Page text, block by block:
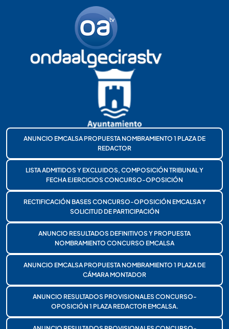
ANUNCIO EMCALSA PROPUESTA NOMBRAMIENTO 1 PLAZA DE
REDACTOR
LISTA ADMITIDOS Y EXCLUIDOS, COMPOSICIÓN TRIBUNAL Y
FECHA EJERCICIOS CONCURSO-OPOSICIÓN
RECTIFICACIÓN BASES CONCURSO-OPOSICIÓN EMCALSA Y
SOLICITUD DE PARTICIPACIÓN
ANUNCIO RESULTADOS DEFINITIVOS Y PROPUESTA
NOMBRAMIENTO CONCURSO EMCALSA
ANUNCIO EMCALSA PROPUESTA NOMBRAMIENTO 1 PLAZA DE
CÁMARA MONTADOR
ANUNCIO RESULTADOS PROVISIONALES CONCURSO-
OPOSICIÓN 1 PLAZA REDACTOR EMCALSA.